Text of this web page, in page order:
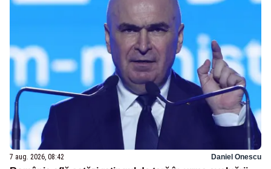
7 aug. 2026, 08:42 Daniel Onescu